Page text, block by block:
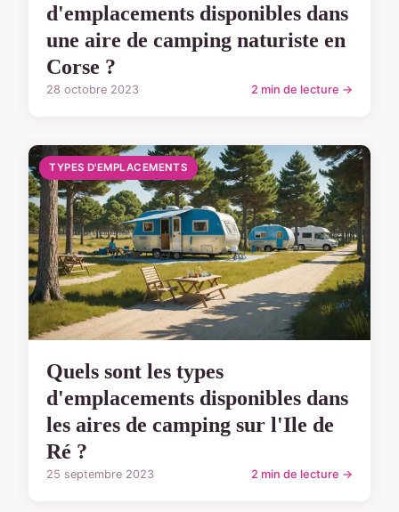
d'emplacements disponibles dans
une aire de camping naturiste en
Corse ?
28 octobre 2023 2 min de lecture →
TYPES D'EMPLACEMENTS
Quels sont les types
d'emplacements disponibles dans
les aires de camping sur l'Ile de
Ré ?
25 septembre 2023 2 min de lecture →